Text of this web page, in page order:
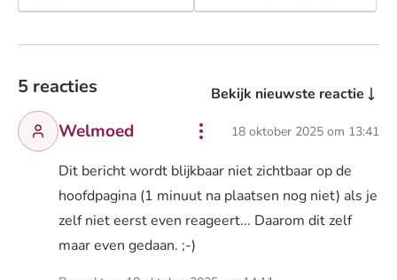
5 reacties Bekijk nieuwste reactie
Welmoed 18 oktober 2025 om 13:41
Dit bericht wordt blijkbaar niet zichtbaar op de
hoofdpagina (1 minuut na plaatsen nog niet) als je
zelf niet eerst even reageert... Daarom dit zelf
maar even gedaan. ;-)